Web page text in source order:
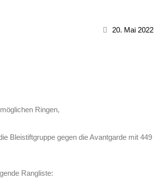
20. Mai 2022
Ringen,
Bleistiftgruppe gegen dieAvantgarde mit 449
Rangliste: